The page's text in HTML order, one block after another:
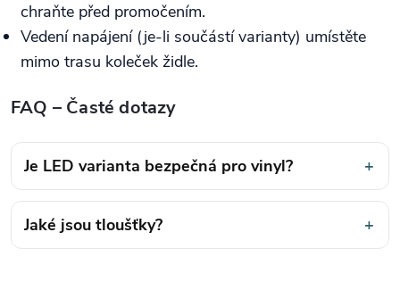
chraňte před promočením.
Vedení napájení (je‑li součástí varianty) umístěte
mimo trasu koleček židle.
FAQ – Časté dotazy
Je LED varianta bezpečná pro vinyl? +
Jaké jsou tloušťky? +